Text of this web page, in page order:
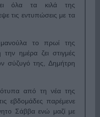
όλα τα κιλά της
τις εντυπώσεις με τα
το πρωί της
ημέρα ζει στιγμές
σύζυγό της, Δημήτρη
από τη νέα της
εβδομάδες παρέμενε
Σάββα ενώ μαζί με